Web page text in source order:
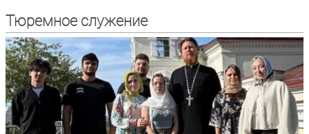
Тюремное служение